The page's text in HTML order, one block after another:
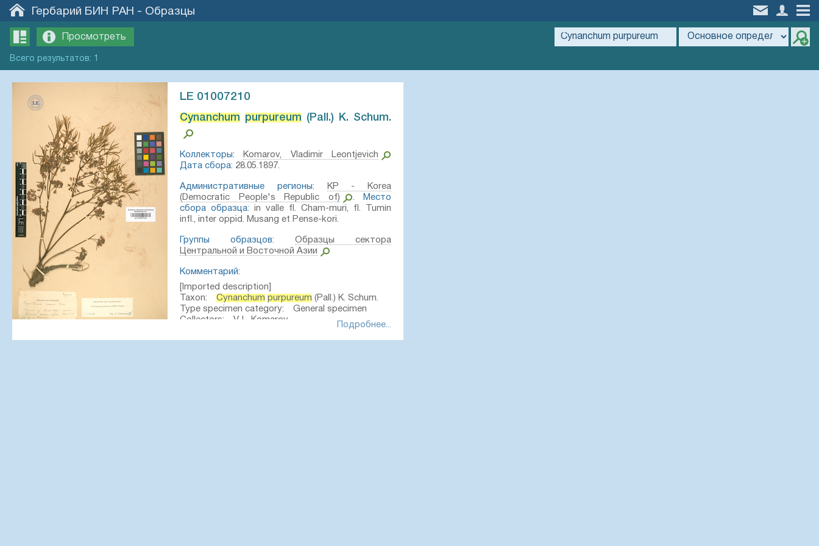
Гербарий БИН РАН - Образцы
Просмотреть
Всего результатов: 1
LE 01007210
Cynanchum purpureum (Pall.) K. Schum.⁣
Коллекторы:
Komarov, Vladimir Leontjevich
Дата сбора: 28.05.1897.
Административные регионы:
KP - Korea
(Democratic People's Republic of)
.
Место
сбора образца: in valle fl. Cham-muri, fl. Tumin
infl., inter oppid. Musang et Pense-kori.
Группы образцов:
Образцы сектора
Центральной и Восточной Азии
Комментарий:
[Imported description]
Taxon: Cynanchum purpureum (Pall.) K. Schum.
Type specimen category: General specimen
Collectors: V. L. Komarov
Country: North Korea
Подробнее...